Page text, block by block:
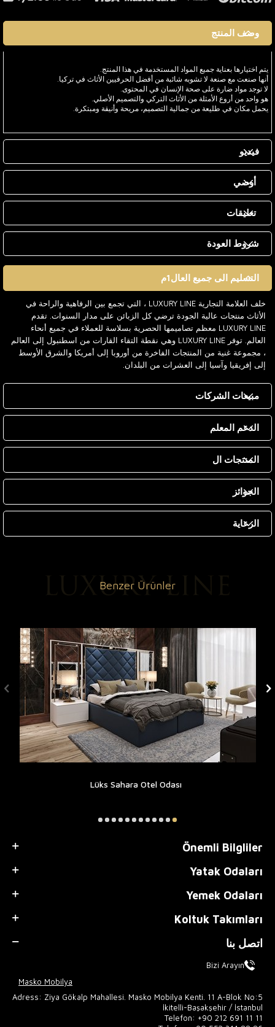
وصف المنتج
يتم اختيارها بعناية جميع المواد المستخدمة في هذا المنتج.
أنها صنعت مع صنعة لا تشوبه شائبة من أفضل الحرفيين الأثاث في تركيا.
لا توجد مواد ضارة على صحة الإنسان في المحتوى.
هو واحد من أروع الأمثلة من الأثاث التركي والتصميم الأصلي.
يحمل مكان في طليعة من جمالية التصميم، مريحة وأنيقة ومبتكرة.
فيديو
أوصي
تعليقات
شروط العودة
التسليم الى جميع العال1م
خلف العلامة التجارية LUXURY LINE ، التي تجمع بين الرفاهية والراحة في
الأثاث منتجات عالية الجودة ترضي كل الزبائن على مدار السنوات. تقدم
LUXURY LINE معظم تصاميمها الحصرية بسلاسة للعملاء في جميع أنحاء
العالم. توفر LUXURY LINE وهي نقطة التقاء القارات من اسطنبول إلى العالم
، مجموعة غنية من المنتجات الفاخرة من أوروبا إلى أمريكا والشرق الأوسط
إلى إفريقيا وآسيا إلى العشرات من البلدان.
مبيعات الشركات
الدعم المعلم
المنتجات ال
الجوائز
الرعاية
Benzer Ürünler
Lüks Sahara Otel Odası
Önemli Bilgliler
Yatak Odaları
Yemek Odaları
Koltuk Takımları
اتصل بنا
Bizi Arayın
Masko Mobilya
Adress: Ziya Gökalp Mahallesi. Masko Mobilya Kenti. 11 A-Blok No:5
İkitelli-Başakşehir / İstanbul
Telefon: +90 212 691 11 11